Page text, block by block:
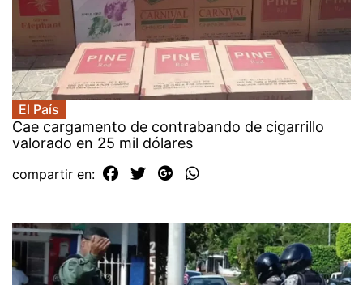
El País
Cae cargamento de contrabando de cigarrillo
valorado en 25 mil dólares
compartir en: